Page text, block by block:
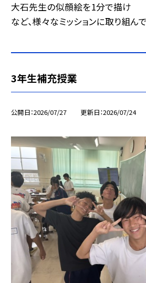
大石先生の似顔絵を1分で描け
など、様々なミッションに取り組ん
3年生補充授業
公開日 2026/07/27 更新日 2026/07/24